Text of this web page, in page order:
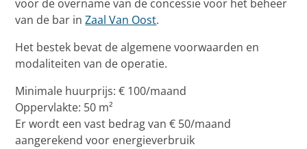
voor de overname van de concessie voor het beheer
van de bar inZaal Van Oost.
Het bestek bevat de algemene voorwaarden en
modaliteiten van de operatie.
Minimale huurprijs: € 100/maand
Oppervlakte: 50 m²
Er wordt een vast bedrag van € 50/maand
aangerekend voor energieverbruik